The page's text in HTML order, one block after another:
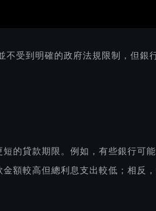
受到明確的政府法規限制，但銀
的貸款期限。例如，有些銀行可
額較高但總利息支出較低；相反